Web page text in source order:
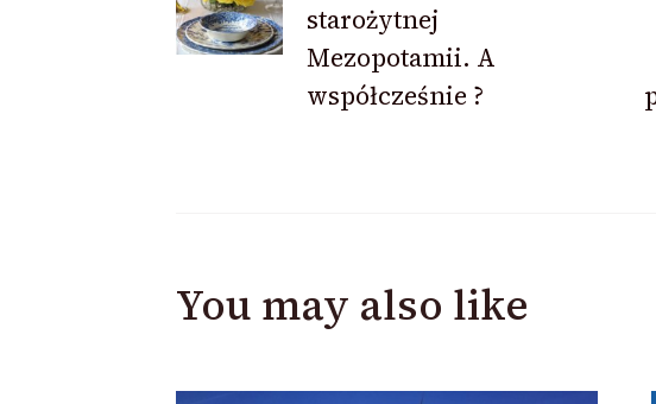
starożytnej
Mezopotamii. A
współcześnie ?
You may also like